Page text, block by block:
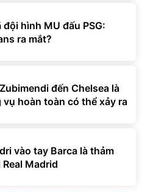
đội hình MU đấu PSG:
ra mắt?
đến Chelsea là
hoàn toàn có thể xảy ra
vào tay Barca là thảm
Madrid